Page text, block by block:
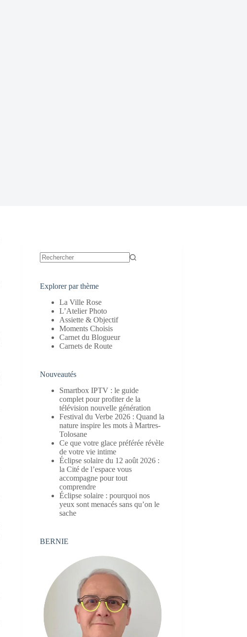
Explorer par thème
La Ville Rose
L’Atelier Photo
Assiette & Objectif
Moments Choisis
Carnet du Blogueur
Carnets de Route
Nouveautés
Smartbox IPTV : le guide
complet pour profiter de la
télévision nouvelle génération
Festival du Verbe 2026 : Quand la
nature inspire les mots à Martres-
Tolosane
Ce que votre glace préférée révèle
de votre vie intime
Éclipse solaire du 12 août 2026 :
la Cité de l’espace vous
accompagne pour tout
comprendre
Éclipse solaire : pourquoi nos
yeux sont menacés sans qu’on le
sache
BERNIE